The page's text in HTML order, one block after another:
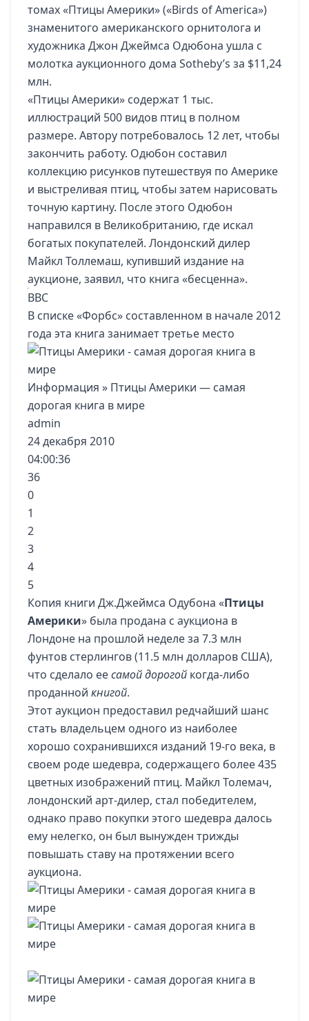
томах «Птицы Америки» («Birds of America»)
знаменитого американского орнитолога и
художника Джон Джеймса Одюбона ушла с
молотка аукционного дома Sotheby’s за $11,24
млн.
«Птицы Америки» содержат 1 тыс.
иллюстраций 500 видов птиц в полном
размере. Автору потребовалось 12 лет, чтобы
закончить работу. Одюбон составил
коллекцию рисунков путешествуя по Америке
и выстреливая птиц, чтобы затем нарисовать
точную картину. После этого Одюбон
направился в Великобританию, где искал
богатых покупателей. Лондонский дилер
Майкл Толлемаш, купивший издание на
аукционе, заявил, что книга «бесценна».
BBC
В списке «Форбс» составленном в начале 2012
года эта книга занимает третье место
Информация » Птицы Америки — самая
дорогая книга в мире
admin
24 декабря 2010
04:00:36
36
0
1
2
3
4
5
Копия книги Дж.Джеймса Одубона «Птицы
Америки» была продана с аукциона в
Лондоне на прошлой неделе за 7.3 млн
фунтов стерлингов (11.5 млн долларов США),
что сделало еесамой дорогой когда-либо
проданной книгой.
Этот аукцион предоставил редчайший шанс
стать владельцем одного из наиболее
хорошо сохранившихся изданий 19-го века, в
своем роде шедевра, содержащего более 435
цветных изображений птиц. Майкл Толемач,
лондонский арт-дилер, стал победителем,
однако право покупки этого шедевра далось
ему нелегко, он был вынужден трижды
повышать ставу на протяжении всего
аукциона.